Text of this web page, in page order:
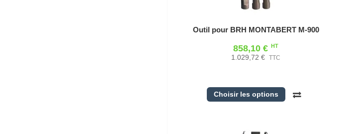
Outil pour BRH MONTABERT M-900
858,10 € HT
1.029,72 € TTC
Choisir les options